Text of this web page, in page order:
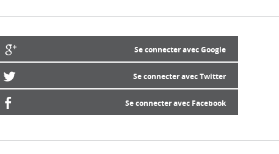
Se connecter avec Google
Se connecter avec Twitter
Se connecter avec Facebook